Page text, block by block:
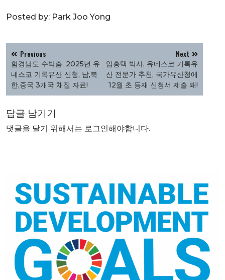
Posted by: Park Joo Yong
글
탐
색
Previous
함경남도 수박춤, 2025년 유
네스코 기록유산 신청, 남,북
한,중국 3개국 채집 자료!
Next
임홍택 박사, 유네스코 기록유
산 전문가 추천, 국가유산청에
12월 초 등재 신청서 제출 돼!
답글 남기기
댓글을 달기 위해서는 로그인해야합니다.